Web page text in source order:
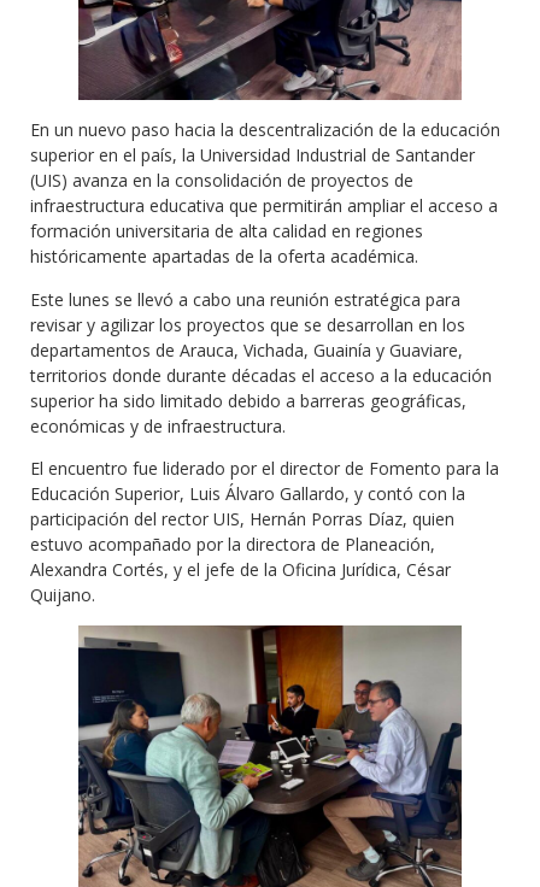
En un nuevo paso hacia la descentralización de la educación
superior en el país, la Universidad Industrial de Santander
(UIS) avanza en la consolidación de proyectos de
infraestructura educativa que permitirán ampliar el acceso a
formación universitaria de alta calidad en regiones
históricamente apartadas de la oferta académica.
Este lunes se llevó a cabo una reunión estratégica para
revisar y agilizar los proyectos que se desarrollan en los
departamentos de Arauca, Vichada, Guainía y Guaviare,
territorios donde durante décadas el acceso a la educación
superior ha sido limitado debido a barreras geográficas,
económicas y de infraestructura.
El encuentro fue liderado por el director de Fomento para la
Educación Superior, Luis Álvaro Gallardo, y contó con la
participación del rector UIS, Hernán Porras Díaz, quien
estuvo acompañado por la directora de Planeación,
Alexandra Cortés, y el jefe de la Oficina Jurídica, César
Quijano.